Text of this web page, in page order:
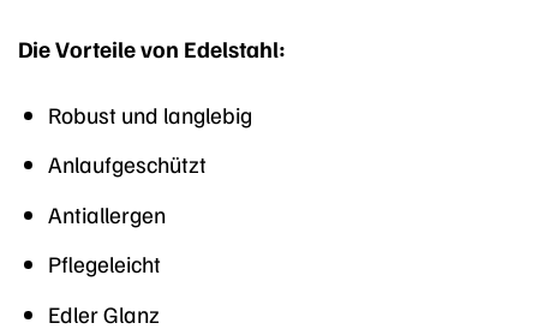
Die Vorteile von Edelstahl:
Robust und langlebig
Anlaufgeschützt
Antiallergen
Pflegeleicht
Edler Glanz